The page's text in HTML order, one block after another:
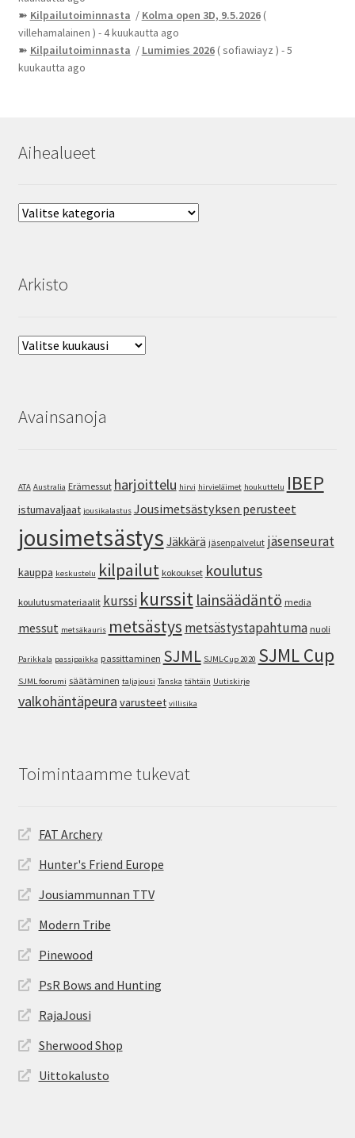
➽ Kilpailutoiminnasta / Kolma open 3D, 9.5.2026(
villehamalainen ) - 4 kuukautta ago
➽ Kilpailutoiminnasta / Lumimies 2026( sofiawiayz ) - 5
kuukautta ago
Aihealueet
Aihealueet
Arkisto
Arkisto
Avainsanoja
ATA Australia Erämessut harjoittelu hirvi hirvieläimet houkuttelu IBEP
istumavaljaat jousikalastus Jousimetsästyksen perusteet
jousimetsästys Jäkkärä jäsenpalvelut jäsenseurat
kauppa keskustelu kilpailut kokoukset koulutus
koulutusmateriaalit kurssi kurssit lainsäädäntö media
messut metsäkauris metsästys metsästystapahtuma nuoli
Parikkala passipaikka passittaminen SJML SJML-Cup 2020 SJML Cup
SJML foorumi säätäminen taljajousi Tanska tähtäin Uutiskirje
valkohäntäpeura varusteet villisika
Toimintaamme tukevat
FAT Archery
Hunter's Friend Europe
Jousiammunnan TTV
Modern Tribe
Pinewood
PsR Bows and Hunting
RajaJousi
Sherwood Shop
Uittokalusto